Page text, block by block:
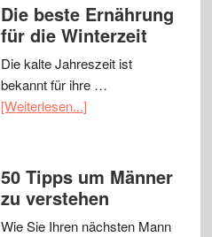
Die beste Ernährung
für die Winterzeit
Die kalte Jahreszeit ist
bekannt für ihre …
[Weiterlesen...]
50 Tipps um Männer
zu verstehen
Wie Sie Ihren nächsten Mann